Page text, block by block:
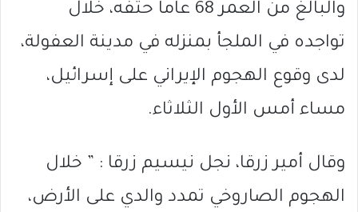
والبالغ من العمر 68 عاما حتفه، خلال
تواجده في الملجأ بمنزله في مدينة العفولة،
لدى وقوع الهجوم الإيراني على إسرائيل،
مساء أمس الأول الثلاثاء.
وقال أمير زرقا، نجل نيسيم زرقا : ” خلال
الهجوم الصاروخي تمدد والدي على الأرض،